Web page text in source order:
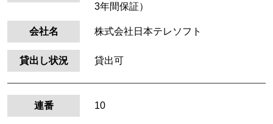
3年間保証）
会社名 株式会社日本テレソフト
貸出し状況 貸出可
連番 10